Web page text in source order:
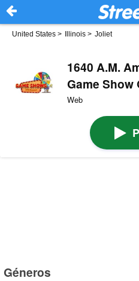
United States > Illinois > Joliet
1640 A.M.
Game Show
Web
Géneros